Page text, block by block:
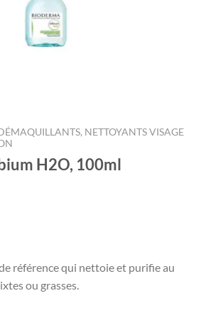
NETTOYANTS VISAGE
H2O, 100ml
référence qui nettoie et purifie au
ou grasses.